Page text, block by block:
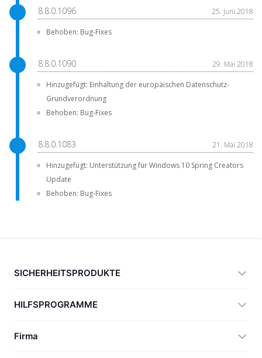
8.8.0.1096 25. Juni 2018
Behoben: Bug-Fixes
8.8.0.1090 29. Mai 2018
Hinzugefügt: Einhaltung der europäischen Datenschutz-
Grundverordnung
Behoben: Bug-Fixes
8.8.0.1083 21. Mai 2018
Hinzugefügt: Unterstützung für Windows 10 Spring Creators
Update
Behoben: Bug-Fixes
SICHERHEITSPRODUKTE
Anti-Ransomware Tool
HILFSPROGRAMME
360 Zip
Firma